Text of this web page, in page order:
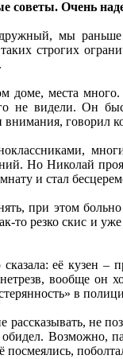
советы. Очень
мы раньше
строгих
доме, места
не видели. Он
говорил
Но Николай
и стал
при этом
то резко скис и
её кузен –
нетрезв, вообще
в
не
Возможно,